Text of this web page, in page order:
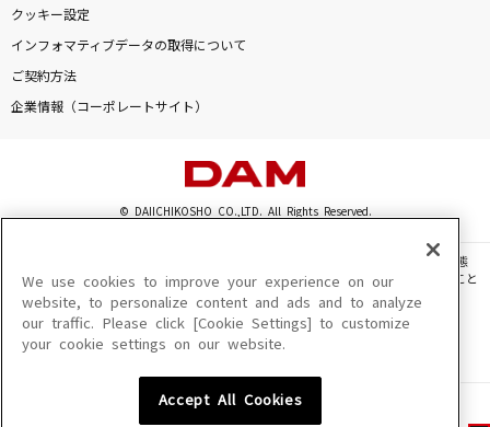
クッキー設定
インフォマティブデータの取得について
ご契約方法
企業情報（コーポレートサイト）
© DAIICHIKOSHO CO.,LTD. All Rights Reserved.
このサイトに掲載されている一切の文章・画像・写真・動画・音声等を、手段や形態
を問わず、著作権法の定める範囲を超えて無断で複製、転載、ファイル化などすること
を禁じます。
楽曲及びコンテンツは、機種によりご利用いただけない場合があります。
楽曲及びコンテンツの配信日、配信内容が変更になる場合があります。
We use cookies to improve your experience on our
website, to personalize content and ads and to analyze
our traffic. Please click [Cookie Settings] to customize
your cookie settings on our website.
Accept All Cookies